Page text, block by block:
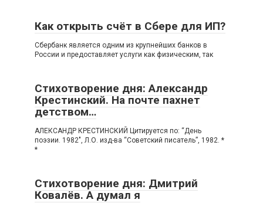
Как открыть счёт в Сбере для ИП?
Сбербанк является одним из крупнейших банков в
России и предоставляет услуги как физическим, так
Стихотворение дня: Александр
Крестинский. На почте пахнет
детством…
АЛЕКСАНДР КРЕСТИНСКИЙ Цитируется по: “День
поэзии. 1982″, Л.О. изд-ва “Советский писатель”, 1982. *
*
Стихотворение дня: Дмитрий
Ковалёв. А думал я